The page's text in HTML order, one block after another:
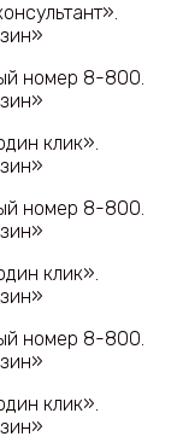
номер 8-800.
клик».
номер 8-800.
клик».
номер 8-800.
клик».